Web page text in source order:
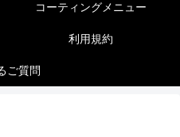
コーティングメニュー
利用規約
ご質問